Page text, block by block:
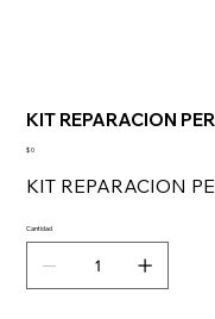
KIT REPARACION
Precio
$ 0
KIT REPARACION
Cantidad